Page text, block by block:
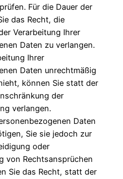
Für die Dauer der
das Recht, die
Verarbeitung Ihrer
Daten zu verlangen.
Ihrer
Daten unrechtmäßig
können Sie statt der
der
verlangen.
Daten
Sie sie jedoch zur
oder
von Rechtsansprüchen
Sie das Recht, statt der